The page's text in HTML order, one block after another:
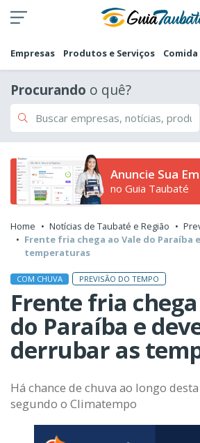
Empresas Produtos e Serviços
Procurando o quê?
Anuncie Sua
no Guia Taubaté
Home Notícias de Taubaté e Região
Frente fria chega ao Vale do Paraíba
temperaturas
COM CHUVA PREVISÃO DO TEMPO
Frente fria
do Paraíba e
derrubar as
Há chance de chuva ao longo
segundo o Climatempo